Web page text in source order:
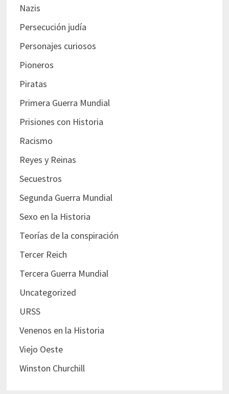
Nazis
Persecución judía
Personajes curiosos
Pioneros
Piratas
Primera Guerra Mundial
Prisiones con Historia
Racismo
Reyes y Reinas
Secuestros
Segunda Guerra Mundial
Sexo en la Historia
Teorías de la conspiración
Tercer Reich
Tercera Guerra Mundial
Uncategorized
URSS
Venenos en la Historia
Viejo Oeste
Winston Churchill